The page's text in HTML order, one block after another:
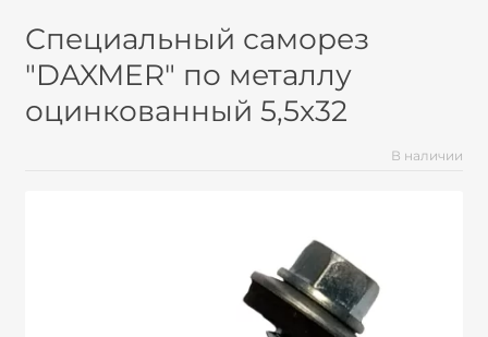
Специальный саморез
"DAXMER" по металлу
оцинкованный 5,5x32
В наличии